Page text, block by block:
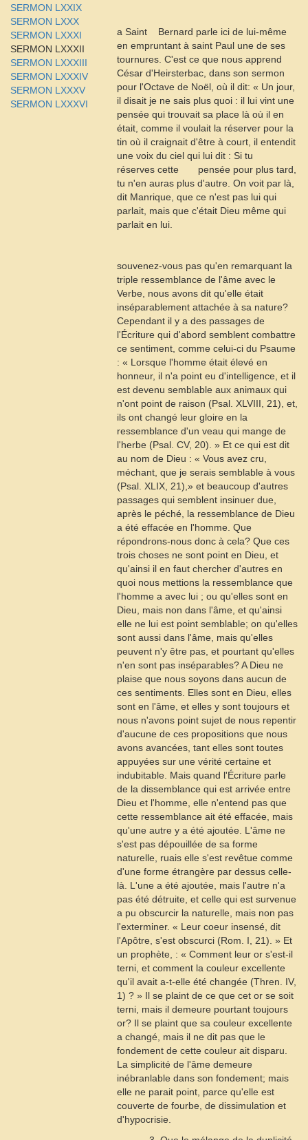
SERMON LXXIX
SERMON LXXX
SERMON LXXXI
SERMON LXXXII
SERMON LXXXIII
SERMON LXXXIV
SERMON LXXXV
SERMON LXXXVI
a Saint
Bernard parle ici de lui-même
en empruntant à saint Paul une de ses
tournures. C'est ce que nous apprend
César d'Heirsterbac , dans son sermon
pour l'Octave de Noël, où il dit: « Un jour,
il disait je ne sais plus quoi : il lui vint une
pensée qui trouvait sa place là où il en
était, comme il voulait la réserver pour la
tin où il craignait d'être à court, il entendit
une voix du ciel qui lui dit : Si tu
réserves cette
pensée pour plus tard,
tu n'en auras plus d'autre. On voit par là,
dit Manrique, que ce n'est pas lui qui
parlait, mais que c'était Dieu même qui
parlait en lui.
souvenez-vous pas qu'en remarquant la
triple ressemblance de l'âme avec le
Verbe, nous avons dit qu'elle était
inséparablement attachée à sa nature?
Cependant il y a des passages de
l'Écriture qui d'abord semblent combattre
ce sentiment, comme celui-ci du Psaume
: « Lorsque l'homme était élevé en
honneur, il n'a point eu d'intelligence, et il
est devenu semblable aux animaux qui
n'ont point de raison (Psal . XLVIII, 21), et,
ils ont changé leur gloire en la
ressemblance d'un veau qui mange de
l'herbe (Psal . CV, 20). » Et ce qui est dit
au nom de Dieu : « Vous avez cru,
méchant, que je serais semblable à vous
(Psal . XLIX, 21),» et beaucoup d'autres
passages qui semblent insinuer due,
après le péché, la ressemblance de Dieu
a été effacée en l'homme. Que
répondrons-nous donc à cela? Que ces
trois choses ne sont point en Dieu, et
qu'ainsi il en faut chercher d'autres en
quoi nous mettions la ressemblance que
l'homme a avec lui ; ou qu'elles sont en
Dieu, mais non dans l'âme, et qu'ainsi
elle ne lui est point semblable; on qu'elles
sont aussi dans l'âme, mais qu'elles
peuvent n'y être pas, et pourtant qu'elles
n'en sont pas inséparables? A Dieu ne
plaise que nous soyons dans aucun de
ces sentiments. Elles sont en Dieu, elles
sont en l'âme, et elles y sont toujours et
nous n'avons point sujet de nous repentir
d'aucune de ces propositions que nous
avons avancées, tant elles sont toutes
appuyées sur une vérité certaine et
indubitable. Mais quand l'Écriture parle
de la dissemblance qui est arrivée entre
Dieu et l'homme, elle n'entend pas que
cette ressemblance ait été effacée, mais
qu'une autre y a été ajoutée. L'âme ne
s'est pas dépouillée de sa forme
naturelle, ruais elle s'est revêtue comme
d'une forme étrangère par dessus celle-
là. L'une a été ajoutée, mais l'autre n'a
pas été détruite, et celle qui est survenue
a pu obscurcir la naturelle, mais non pas
l'exterminer. « Leur coeur insensé, dit
l'Apôtre, s'est obscurci (Rom. I, 21). » Et
un prophète, : « Comment leur or s'est-il
terni, et comment la couleur excellente
qu'il avait a-t-elle été changée (Thren . IV,
1) ? » Il se plaint de ce que cet or se soit
terni, mais il demeure pourtant toujours
or? Il se plaint que sa couleur excellente
a changé, mais il ne dit pas que le
fondement de cette couleur ait disparu.
La simplicité de l'âme demeure
inébranlable dans son fondement; mais
elle ne parait point, parce qu'elle est
couverte de fourbe, de dissimulation et
d'hypocrisie.